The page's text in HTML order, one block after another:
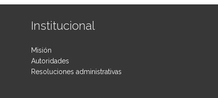
Institucional
Misión
Autoridades
Resoluciones administrativas